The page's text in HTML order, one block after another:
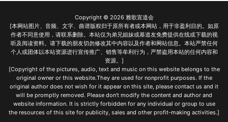
Copyright © 2026 雅歌宣道会
[本网站图片、音频、文字、曲谱版权归于原所有者或本网站，用于非盈利目的。如原
作者不同意使用，请联系删除。本站仅为弟兄姐妹或慕道友免费提供在线或下载的视
听及阅读资料。请下载的朋友切勿修改其中内容以及作者和网站信息。本站严禁任何
个人或团体以本站资源进行宣传推广、销售等牟利行为，严禁盗用本站的任何内容和
资源。]
[Copyright of the pictures, audio, text and music on this website belongs to the
original owner or this website.They are used for nonprofit purposes. If the
original author does not wish for it appear on this site, please contact us and it
will be promptly removed. Please don’t modify the content and author and
website information. It is strictly forbidden for any individual or group to use
the resources of this site for publicity, sales and other profit-making activities.]